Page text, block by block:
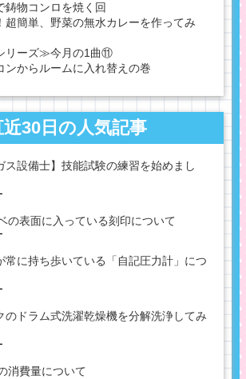
鋳物コンロを焼く回
超簡単、野菜の無水カレーを作ってみ
リーズ≫今月の1曲⑪
ンからルームに入れ替えの巻
近30日の人気記事
ス設備士】技能試験の練習を始めまし
の表面に入っている刻印について
常に持ち歩いている「自記圧力計」につ
のドラム式洗濯乾燥機を分解洗浄してみ
消費量について